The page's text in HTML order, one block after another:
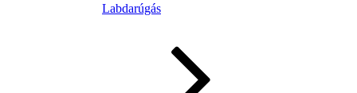
Labdarúgás